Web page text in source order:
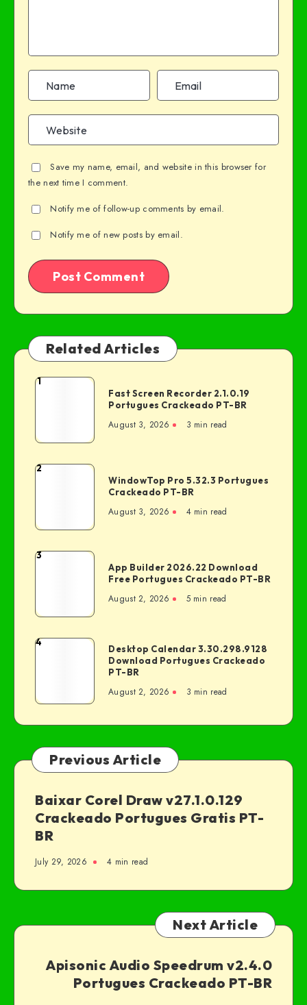
Save my name, email, and website in this browser for
the next time I comment.
Notify me of follow-up comments by email.
Notify me of new posts by email.
Related Articles
1
Fast Screen Recorder 2.1.0.19
Portugues Crackeado PT-BR
August 3, 2026 3 min read
2
WindowTop Pro 5.32.3 Portugues
Crackeado PT-BR
August 3, 2026 4 min read
3
App Builder 2026.22 Download
Free Portugues Crackeado PT-BR
August 2, 2026 5 min read
4
Desktop Calendar 3.30.298.9128
Download Portugues Crackeado
PT-BR
August 2, 2026 3 min read
Previous Article
Baixar Corel Draw v27.1.0.129
Crackeado Portugues Gratis PT-
BR
July 29, 2026 4 min read
Next Article
Apisonic Audio Speedrum v2.4.0
Portugues Crackeado PT-BR